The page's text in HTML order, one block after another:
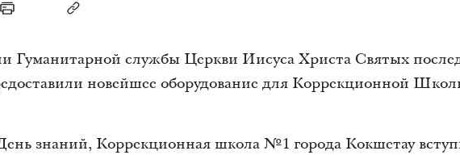
Гуманитарной службы Церкви Иисуса Христа Святых
новейшее оборудование для Коррекционной
знаний, Коррекционная школа №1 города Кокшетау